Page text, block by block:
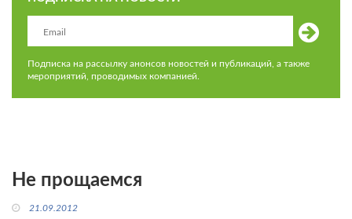
Подписка на рассылку анонсов новостей и публикаций, а также
мероприятий, проводимых компанией.
Не прощаемся
21.09.2012